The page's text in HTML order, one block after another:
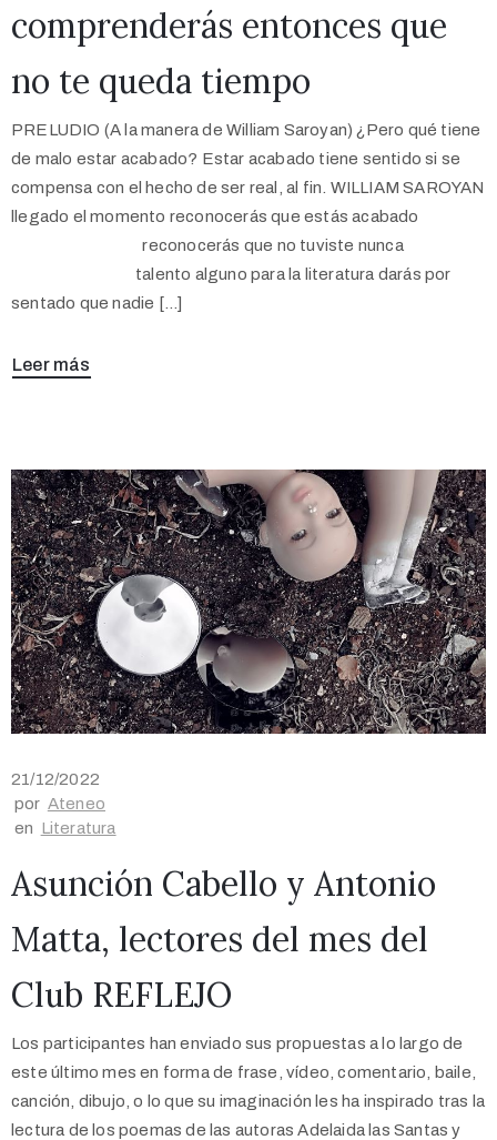
comprenderás entonces que
no te queda tiempo
PRELUDIO (A la manera de William Saroyan) ¿Pero qué tiene
de malo estar acabado? Estar acabado tiene sentido si se
compensa con el hecho de ser real, al fin. WILLIAM SAROYAN
llegado el momento reconocerás que estás acabado
reconocerás que no tuviste nunca
talento alguno para la literatura darás por
sentado que nadie […]
Leer más
21/12/2022
por Ateneo
en Literatura
Asunción Cabello y Antonio
Matta, lectores del mes del
Club REFLEJO
Los participantes han enviado sus propuestas a lo largo de
este último mes en forma de frase, vídeo, comentario, baile,
canción, dibujo, o lo que su imaginación les ha inspirado tras la
lectura de los poemas de las autoras Adelaida las Santas y